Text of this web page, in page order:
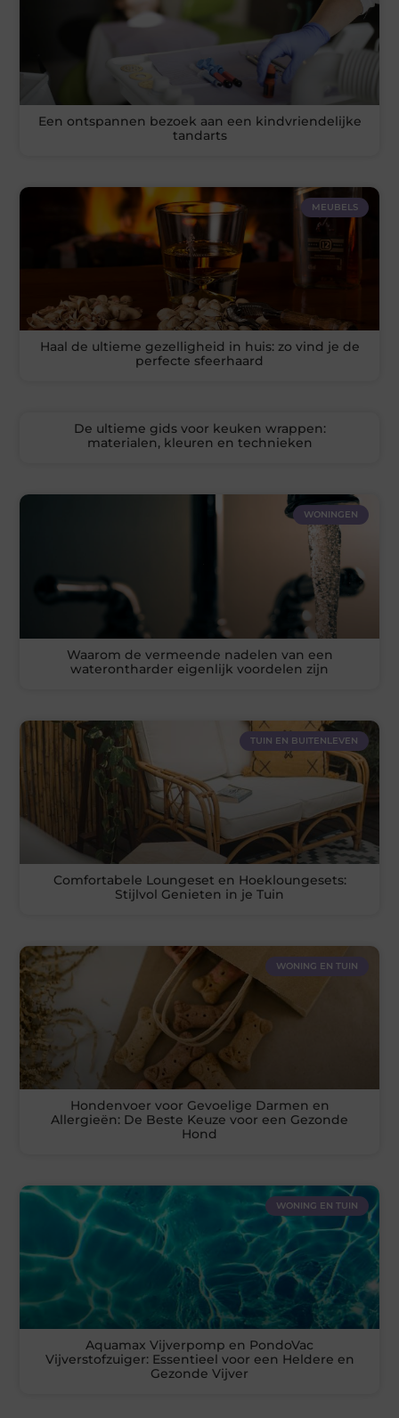
Een ontspannen bezoek aan een kindvriendelijke
tandarts
MEUBELS
Haal de ultieme gezelligheid in huis: zo vind je de
perfecte sfeerhaard
De ultieme gids voor keuken wrappen:
materialen, kleuren en technieken
WONINGEN
Waarom de vermeende nadelen van een
waterontharder eigenlijk voordelen zijn
TUIN EN BUITENLEVEN
Comfortabele Loungeset en Hoekloungesets:
Stijlvol Genieten in je Tuin
WONING EN TUIN
Hondenvoer voor Gevoelige Darmen en
Allergieën: De Beste Keuze voor een Gezonde
Hond
WONING EN TUIN
Aquamax Vijverpomp en PondoVac
Vijverstofzuiger: Essentieel voor een Heldere en
Gezonde Vijver